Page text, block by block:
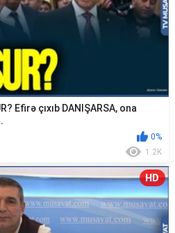
Efirə çıxıb DANIŞARSA, ona
0%
1.2K
HD